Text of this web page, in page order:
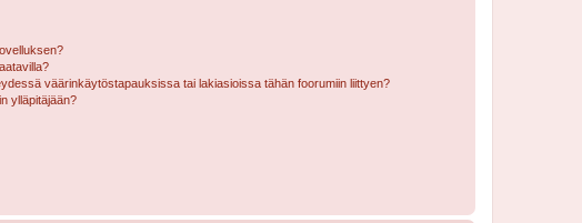
väärinkäytöstapauksissa tai lakiasioissa tähän foorumiin liittyen?
ylläpitäjään?